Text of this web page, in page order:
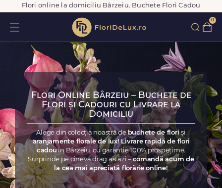
Flori online la domiciliu Bârzeiu. Buchete Flori Cadou
0
Flori Online Bârzeiu – Buchete de
Flori și Cadouri cu Livrare la
Domiciliu
Alege din colecția noastră de buchete de floriși
aranjamente florale de lux! Livrare rapidă de flori
cadouîn Bârzeiu, cu garanție 100% prospețime.
Surprinde pe cineva drag astăzi –comandă acum de
la cea mai apreciată florărie online!